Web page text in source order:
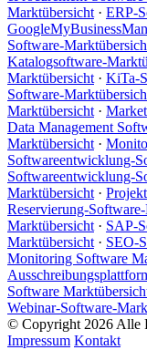
Marktübersicht · ERP-
Software-
Katalogsoftware-
Marktübersicht · KiTa-
Software-
Marktübersicht ·
Data Management
Marktübersicht ·
Softwareentwicklung-
Softwareentwicklung-
Marktübersicht ·
Reservierung-
Marktübersicht · SAP-
Marktübersicht · SEO-
Monitoring Software
Software
Webinar-Software-
© Copyright 2026 Alle
Impressum Kontakt